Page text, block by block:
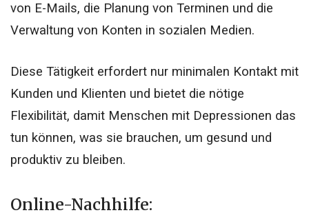
von E-Mails, die Planung von Terminen und die
Verwaltung von Konten in sozialen Medien.
Diese Tätigkeit erfordert nur minimalen Kontakt mit
Kunden und Klienten und bietet die nötige
Flexibilität, damit Menschen mit Depressionen das
tun können, was sie brauchen, um gesund und
produktiv zu bleiben.
Online-Nachhilfe: